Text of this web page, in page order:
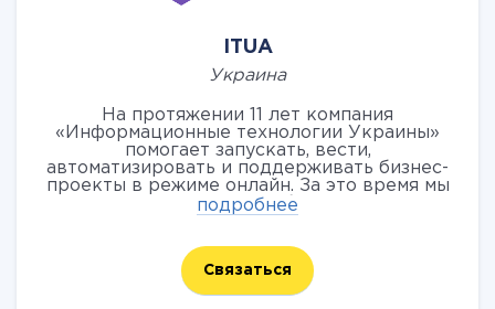
ITUA
Украина
На протяжении 11 лет компания
«Информационные технологии Украины»
помогает запускать, вести,
автоматизировать и поддерживать бизнес-
проекты в режиме онлайн. За это время мы
зарекомендовали себя надежным
Наша основная задача – поддерживать
действующие проекты и развивать новые!
подробнее
Связаться